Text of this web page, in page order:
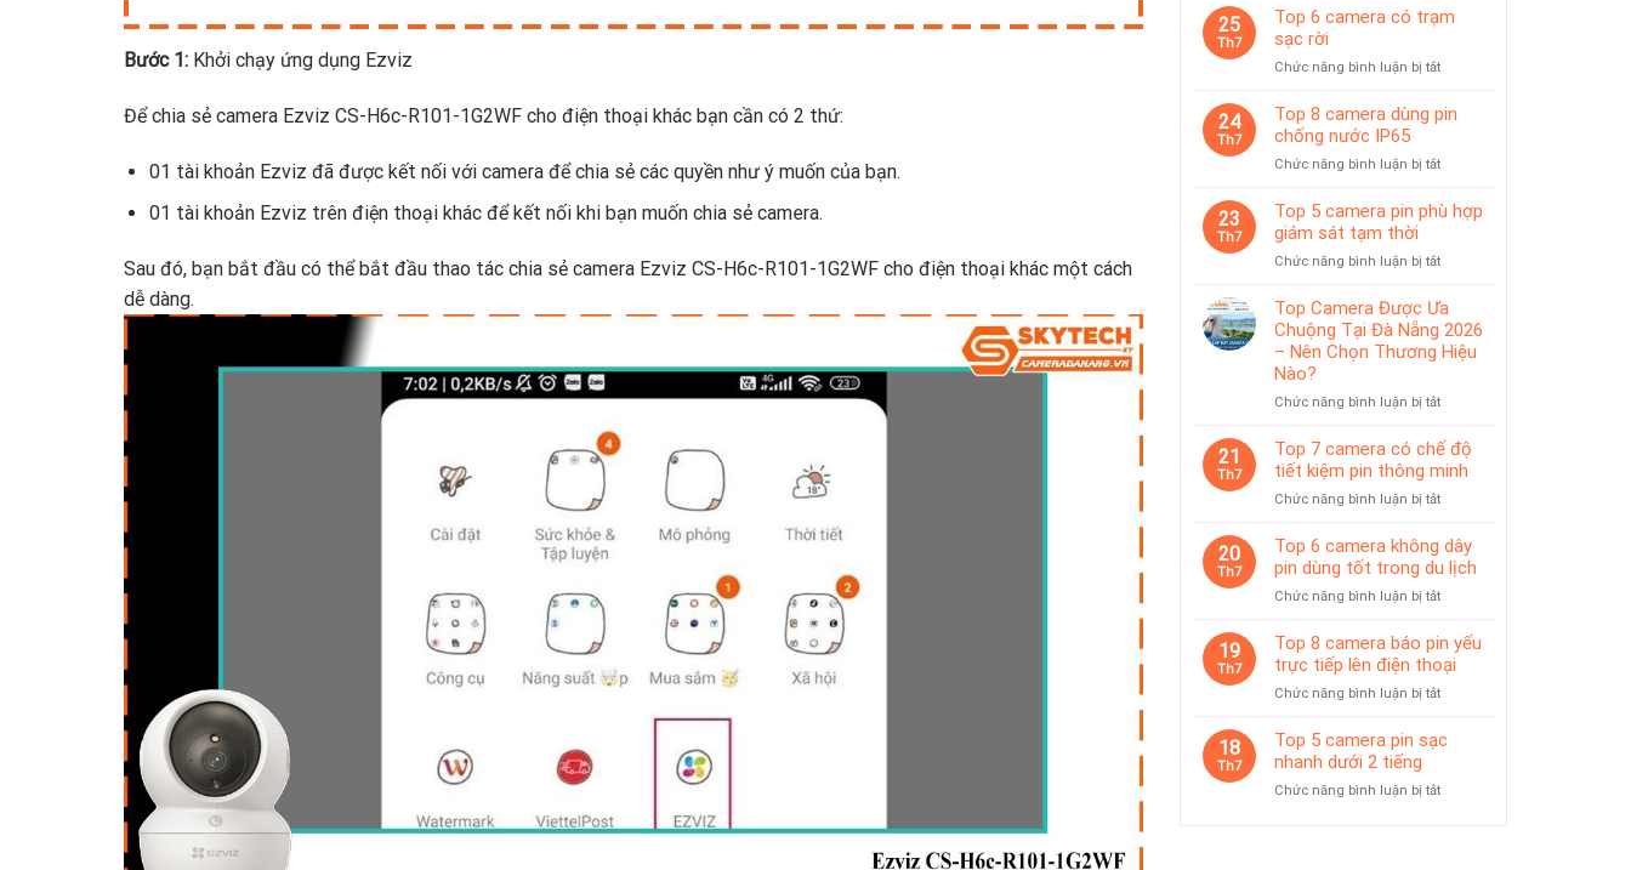
Bước 1: Khởi chạy ứng dụng Ezviz
Để chia sẻ camera Ezviz CS-H6c-R101-1G2WF cho điện thoại khác bạn cần có 2 thứ:
01 tài khoản Ezviz đã được kết nối với camera để chia sẻ các quyền như ý muốn của bạn.
01 tài khoản Ezviz trên điện thoại khác để kết nối khi bạn muốn chia sẻ camera.
Sau đó, bạn bắt đầu có thể bắt đầu thao tác chia sẻ camera Ezviz CS-H6c-R101-1G2WF cho điện thoại khác một cách
dễ dàng.
dùng
10
có
treo
25
Th7
Top 6 camera có trạm
sạc rời
Chức năng bình luận bị tắtở
6
trạm
rời
24
Th7
Top 8 camera dùng pin
chống nước IP65
Chức năng bình luận bị tắtở
8
camera
pin
nước
IP65
23
Th7
Top 5 camera pin phù hợp
giám sát tạm thời
Chức năng bình luận bị tắtở
5
camera
pin
phù
giám
tạm
thời
Top Camera Được Ưa
Chuộng Tại Đà Nẵng 2026
– Nên Chọn Thương Hiệu
Nào?
Chức năng bình luận bị tắtở
Camera
Được
Chuộng
Đà
Nẵng
Chọn
Thương
Hiệu
21
Th7
Top 7 camera có chế độ
tiết kiệm pin thông minh
Chức năng bình luận bị tắtở
camera
chế
tiết
kiệm
20
Th7
Top 6 camera không dây
pin dùng tốt trong du lịch
Chức năng bình luận bị tắtở
6
camera
không
dây
dùng
19
Th7
Top 8 camera báo pin yếu
trực tiếp lên điện thoại
Chức năng bình luận bị tắtở
8
pin
18
Th7
Top 5 camera pin sạc
nhanh dưới 2 tiếng
Chức năng bình luận bị tắtở